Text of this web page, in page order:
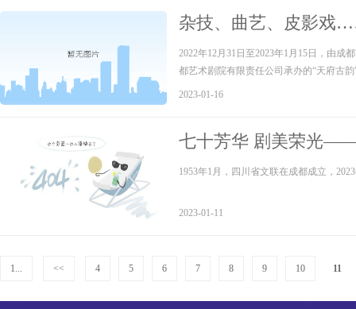
杂技、曲艺、皮影戏
完成
2022年12月31日至2023年1月15日，由
都艺术剧院有限责任公司承办的“天府古
2023-01-16
七十芳华 剧美荣光
1953年1月，四川省文联在成都成立，
2023-01-11
1... << 4 5 6 7 8 9 10 11